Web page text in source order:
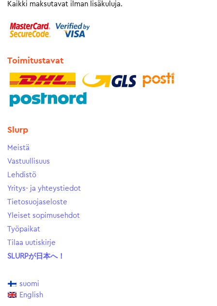
Kaikki maksutavat ilman lisäkuluja.
Toimitustavat
Slurp
Meistä
Vastuullisuus
Lehdistö
Yritys- ja yhteystiedot
Tietosuojaseloste
Yleiset sopimusehdot
Työpaikat
Tilaa uutiskirje
SLURPが日本へ！
suomi
English